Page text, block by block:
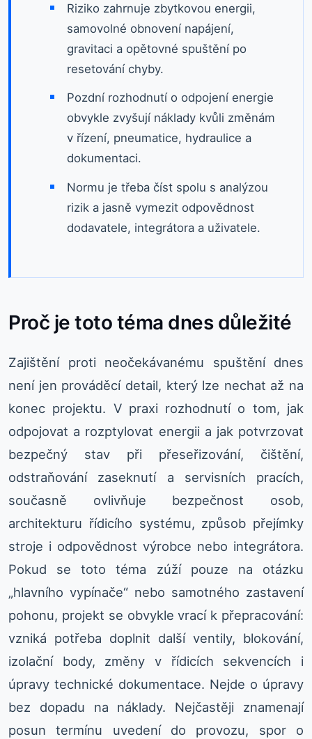
Riziko zahrnuje zbytkovou energii,
samovolné obnovení napájení,
gravitaci a opětovné spuštění po
resetování chyby.
Pozdní rozhodnutí o odpojení energie
obvykle zvyšují náklady kvůli změnám
v řízení, pneumatice, hydraulice a
dokumentaci.
Normu je třeba číst spolu s analýzou
rizik a jasně vymezit odpovědnost
dodavatele, integrátora a uživatele.
Proč je toto téma dnes důležité
Zajištění proti neočekávanému spuštění dnes
není jen prováděcí detail, který lze nechat až na
konec projektu. V praxi rozhodnutí o tom, jak
odpojovat a rozptylovat energii a jak potvrzovat
bezpečný stav při přeseřizování, čištění,
odstraňování zaseknutí a servisních pracích,
současně ovlivňuje bezpečnost osob,
architekturu řídicího systému, způsob přejímky
stroje i odpovědnost výrobce nebo integrátora.
Pokud se toto téma zúží pouze na otázku
„hlavního vypínače“ nebo samotného zastavení
pohonu, projekt se obvykle vrací k přepracování:
vzniká potřeba doplnit další ventily, blokování,
izolační body, změny v řídicích sekvencích i
úpravy technické dokumentace. Nejde o úpravy
bez dopadu na náklady. Nejčastěji znamenají
posun termínu uvedení do provozu, spor o